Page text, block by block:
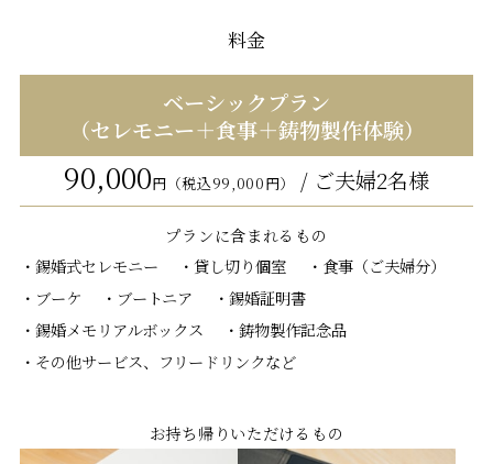
料金
ベーシックプラン
（セレモニー＋食事＋鋳物製作体験）
90,000円（税込99,000円） / ご夫婦2名様
プランに含まれるもの
錫婚式セレモニー
貸し切り個室
食事（ご夫婦分）
ブーケ
ブートニア
錫婚証明書
錫婚メモリアルボックス
鋳物製作記念品
その他サービス、フリードリンクなど
お持ち帰り いただけるもの